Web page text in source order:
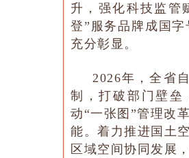
升，强化科技监管
登”服务品牌成国
充分彰显。
2026年，全省
制，打破部门壁垒
动“一张图”管理改
能。着力推进国土
区域空间协同发展